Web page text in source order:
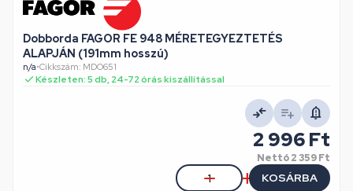
Dobborda FAGOR FE 948 MÉRETEGYEZTETÉS
ALAPJÁN (191mm hosszú)
n/a•Cikkszám: MDO651
Készleten: 5 db, 24-72 órás kiszállítással
2 996 Ft
Nettó2 359 Ft
KOSÁRBA